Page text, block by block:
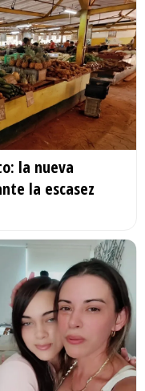
la nueva
la escasez